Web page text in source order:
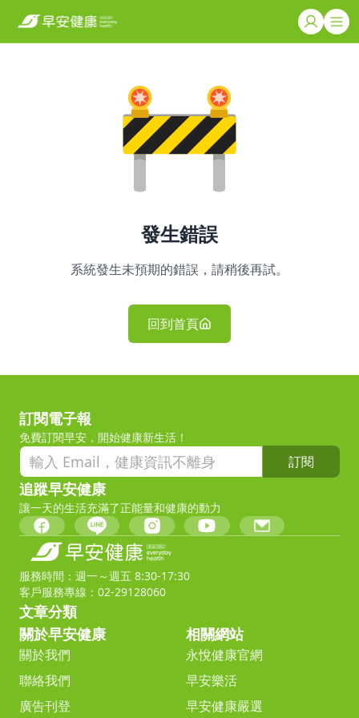
發生錯誤
系統發生未預期的錯誤，請稍後再試。
回到首頁
訂閱電子報
免費訂閱早安，開始健康新生活！
訂閱
追蹤早安健康
讓一天的生活充滿了正能量和健康的動力
服務時間：週一～週五 8:30-17:30
客戶服務專線：02-29128060
文章分類
關於早安健康
關於我們
聯絡我們
廣告刊登
相關網站
永悅健康官網
早安樂活
早安健康嚴選